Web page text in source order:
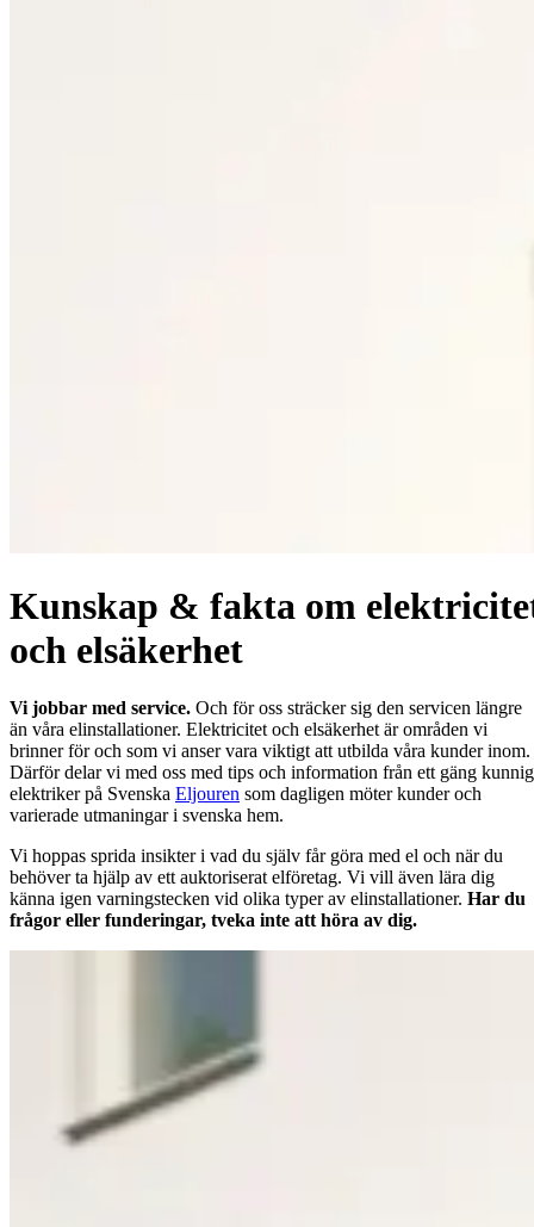
Kunskap & fakta om
och elsäkerhet
Vi jobbar med service. Och för oss sträcker sig den servicen längre
än våra elinstallationer. Elektricitet och elsäkerhet är områden vi
brinner för och som vi anser vara viktigt att utbilda våra kunder inom.
Därför delar vi med oss med tips och information från ett gäng
elektriker på Svenska Eljouren som dagligen möter kunder och
varierade utmaningar i svenska hem.
Vi hoppas sprida insikter i vad du själv får göra med el och när du
behöver ta hjälp av ett auktoriserat elföretag. Vi vill även lära dig
känna igen varningstecken vid olika typer av elinstallationer. Har du
frågor eller funderingar, tveka inte att höra av dig.